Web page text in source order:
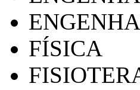
FÍSICA